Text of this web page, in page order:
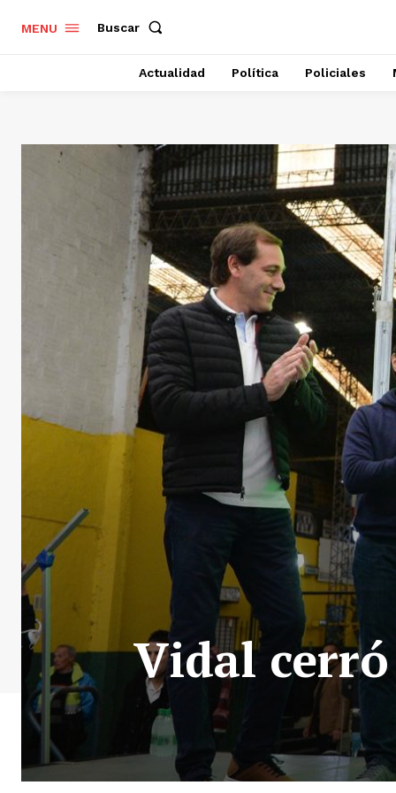
MENU Buscar
Actualidad Política Policiales
Vidal